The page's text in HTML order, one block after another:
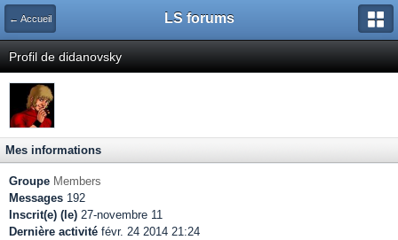
← Accueil LS forums
Profil de didanovsky
Mes informations
Groupe Members
Messages 192
Inscrit(e) (le) 27-novembre 11
Dernière activité févr. 24 2014 21:24